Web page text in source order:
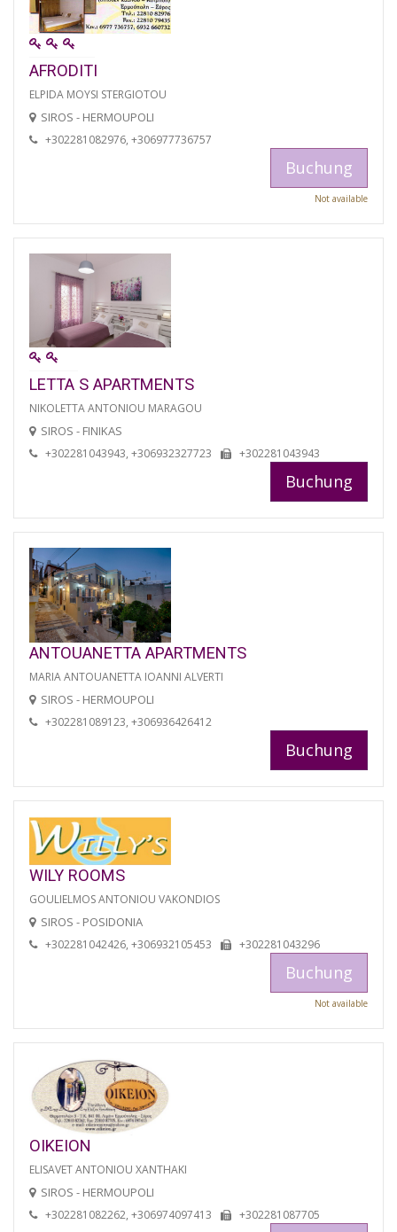
AFRODITI
ELPIDA MOYSI STERGIOTOU
SIROS - HERMOUPOLI
+302281082976, +306977736757
Buchung
Not available
LETTA S APARTMENTS
NIKOLETTA ANTONIOU MARAGOU
SIROS - FINIKAS
+302281043943, +306932327723 +302281043943
Buchung
ANTOUANETTA APARTMENTS
MARIA ANTOUANETTA IOANNI ALVERTI
SIROS - HERMOUPOLI
+302281089123, +306936426412
Buchung
WILY ROOMS
GOULIELMOS ANTONIOU VAKONDIOS
SIROS - POSIDONIA
+302281042426, +306932105453 +302281043296
Buchung
Not available
OIKEION
ELISAVET ANTONIOU XANTHAKI
SIROS - HERMOUPOLI
+302281082262, +306974097413 +302281087705